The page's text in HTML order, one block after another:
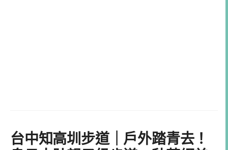
台中知高圳步道｜戶外踏青去！